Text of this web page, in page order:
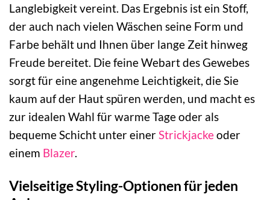
Langlebigkeit vereint. Das Ergebnis ist ein Stoff,
der auch nach vielen Wäschen seine Form und
Farbe behält und Ihnen über lange Zeit hinweg
Freude bereitet. Die feine Webart des Gewebes
sorgt für eine angenehme Leichtigkeit, die Sie
kaum auf der Haut spüren werden, und macht es
zur idealen Wahl für warme Tage oder als
bequeme Schicht unter einerStrickjackeoder
einem Blazer.
Vielseitige Styling-Optionen für jeden